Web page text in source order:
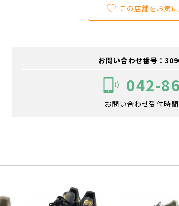
この店舗をお気
お問い合わせ番号：
042-
お問い合わせ受付時